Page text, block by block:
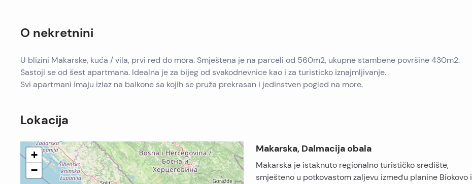
O nekretnini
U blizini Makarske, kuća / vila, prvi red do mora. Smještena je na parceli od 560m2, ukupne stambene površine 430m2.
Sastoji se od šest apartmana. Idealna je za bijeg od svakodnevnice kao i za turisticko iznajmljivanje.
Svi apartmani imaju izlaz na balkone sa kojih se pruža prekrasan i jedinstven pogled na more.
Lokacija
+
−
Makarska, Dalmacija obala
Makarska je istaknuto regionalno turističko središte,
smješteno u potkovastom zaljevu između planine Biokovo i